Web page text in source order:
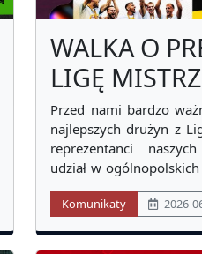
WALKA O
LIGĘ
Przed nami bardzo
najlepszych drużyn z
reprezentanci
udział w
stawką będą
międzynarodowych
Komunikaty 2026-